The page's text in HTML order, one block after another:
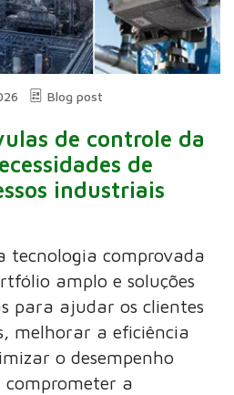
Blog post
de controle da
de
industriais
tecnologia comprovada
amplo e soluções
para ajudar os clientes
melhorar a eficiência
o desempenho
comprometer a